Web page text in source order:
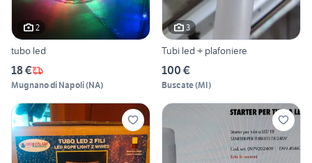
2
tubo led
18 €
Mugnano di Napoli(NA)
3
Tubi led + plafoniere
100 €
Buscate(MI)